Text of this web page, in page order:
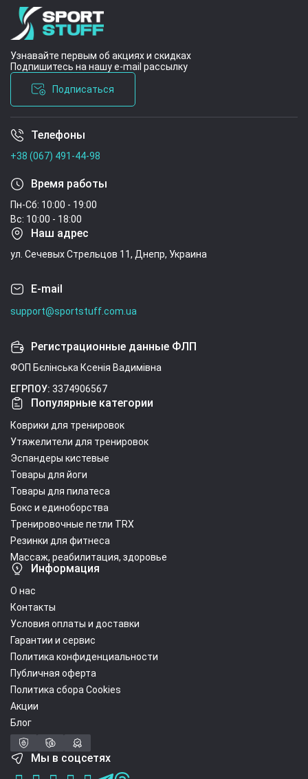
Узнавайте первым об акциях и скидках
Подпишитесь на нашу e-mail рассылку
Подписаться
Условия соглашения
Телефоны
+38 (067) 491-44-98
Время работы
Пн-Сб: 10:00 - 19:00
Вс: 10:00 - 18:00
Наш адрес
ул. Сечевых Стрельцов 11, Днепр, Украина
E-mail
support@sportstuff.com.ua
Регистрационные данные ФЛП
ФОП Бєлінська Ксенія Вадимівна
ЕГРПОУ: 3374906567
Популярные категории
Коврики для тренировок
Утяжелители для тренировок
Эспандеры кистевые
Товары для йоги
Товары для пилатеса
Бокс и единоборства
Тренировочные петли TRX
Резинки для фитнеса
Массаж, реабилитация, здоровье
Информация
О нас
Контакты
Условия оплаты и доставки
Гарантии и сервис
Политика конфиденциальности
Публичная оферта
Политика сбора Cookies
Акции
Блог
Мы в соцсетях